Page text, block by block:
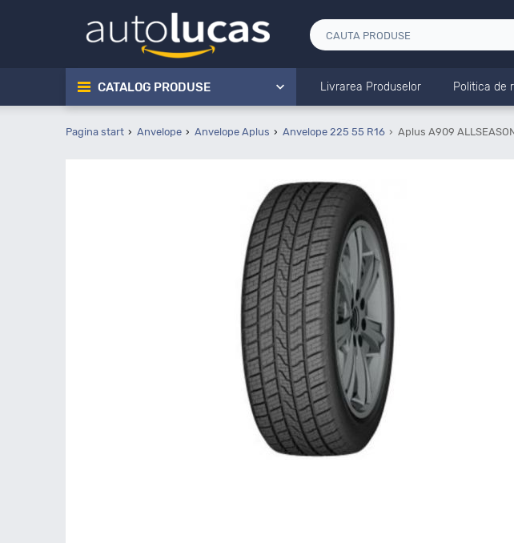
CATALOG PRODUSE Livrarea Produselor Politica de
Pagina start Anvelope Anvelope Aplus Anvelope 225 55 R16 Aplus A909